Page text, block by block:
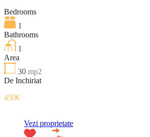
Bedrooms
1
Bathrooms
1
Area
30 mp2
De Inchiriat
450€
Vezi proprietate